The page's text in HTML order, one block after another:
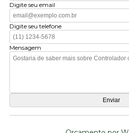
Digite seu email
Digite seu telefone
Mensagem